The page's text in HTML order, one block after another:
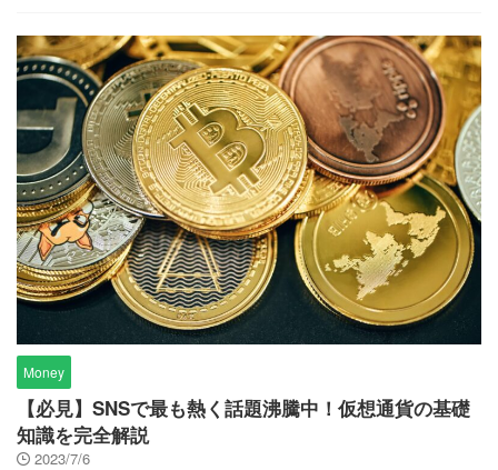
Money
【必見】SNSで最も熱く話題沸騰中！仮想通貨の基礎
知識を完全解説
2023/7/6